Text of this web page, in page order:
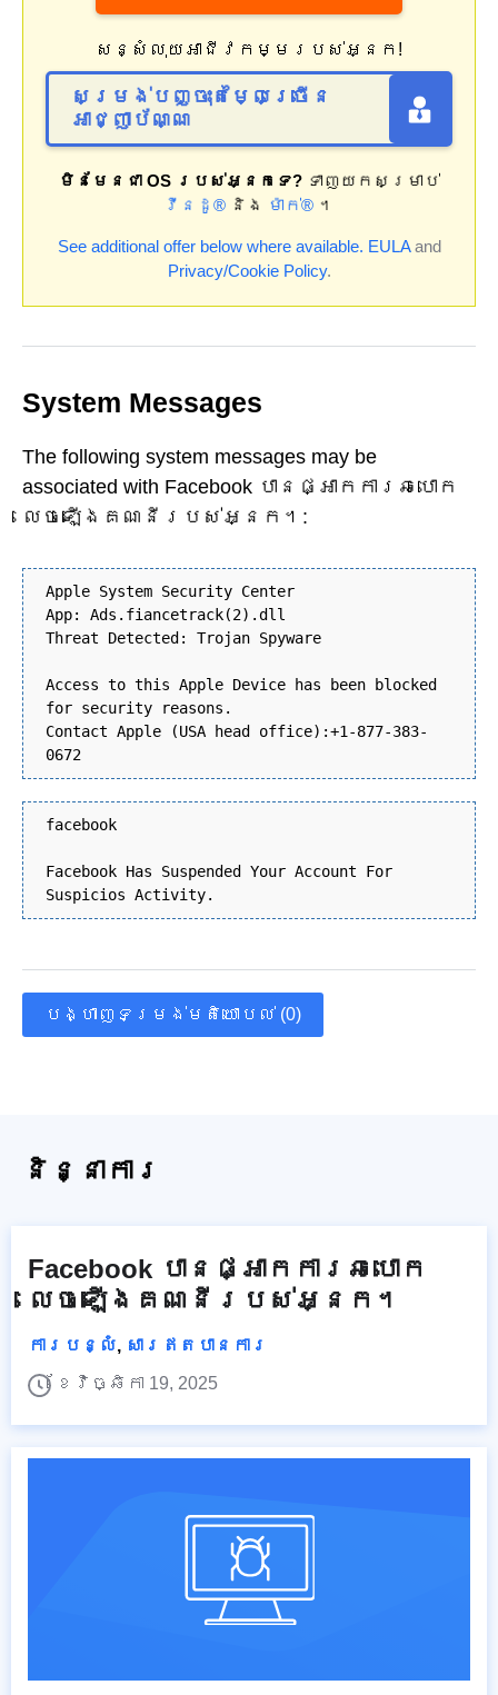
សន្សំលុយអាជីវកម្មរបស់អ្នក!
សម្រង់បញ្ចុះតម្លៃច្រើន
អាជ្ញាប័ណ្ណ
មិនមែនជា OS របស់អ្នកទេ?ទាញយកសម្រាប់
វីនដូ® និង ម៉ាក់® ។
See additional offer below where available. EULAand
Privacy/Cookie Policy.
System Messages
The following system messages may be
associated with Facebook បាន​ផ្អាក​ការ​ឆបោក​
លេច​ឡើង​គណនី​របស់​អ្នក។:
Apple System Security Center
App: Ads.fiancetrack(2).dll
Threat Detected: Trojan Spyware
Access to this Apple Device has been blocked
for security reasons.
Contact Apple (USA head office):+1-877-383-
0672
facebook
Facebook Has Suspended Your Account For
Suspicios Activity.
បង្ហាញទម្រង់មតិយោបល់ (0)
និន្នាការ
Facebook បាន​ផ្អាក​ការ​ឆបោក​
លេច​ឡើង​គណនី​របស់​អ្នក។
ការបន្លំ, សារឥតបានការ
ខែវិច្ឆិកា 19, 2025